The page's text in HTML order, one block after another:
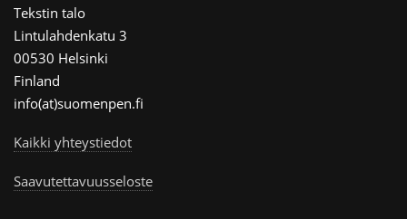
Tekstin talo
Lintulahdenkatu 3
00530 Helsinki
Finland
info(at)suomenpen.fi
Kaikki yhteystiedot
Saavutettavuusseloste